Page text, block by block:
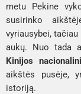
metu Pekine
susirinko
vyriausybei,
aukų. Nuo tada
Kinijos
aikštės pusėje,
istoriją.